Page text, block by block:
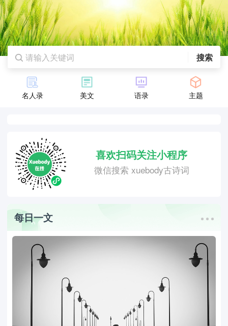
搜索
名人录 美文 语录 主题
喜欢扫码关注小程序
微信搜索 xuebody古诗词
每日一文